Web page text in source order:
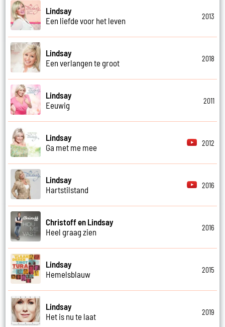
Lindsay
Een liefde voor het leven
2013
Lindsay
Een verlangen te groot
2018
Lindsay
Eeuwig
2011
Lindsay
Ga met me mee
2012
Lindsay
Hartstilstand
2016
Christoff en Lindsay
Heel graag zien
2016
Lindsay
Hemelsblauw
2015
Lindsay
Het is nu te laat
2019